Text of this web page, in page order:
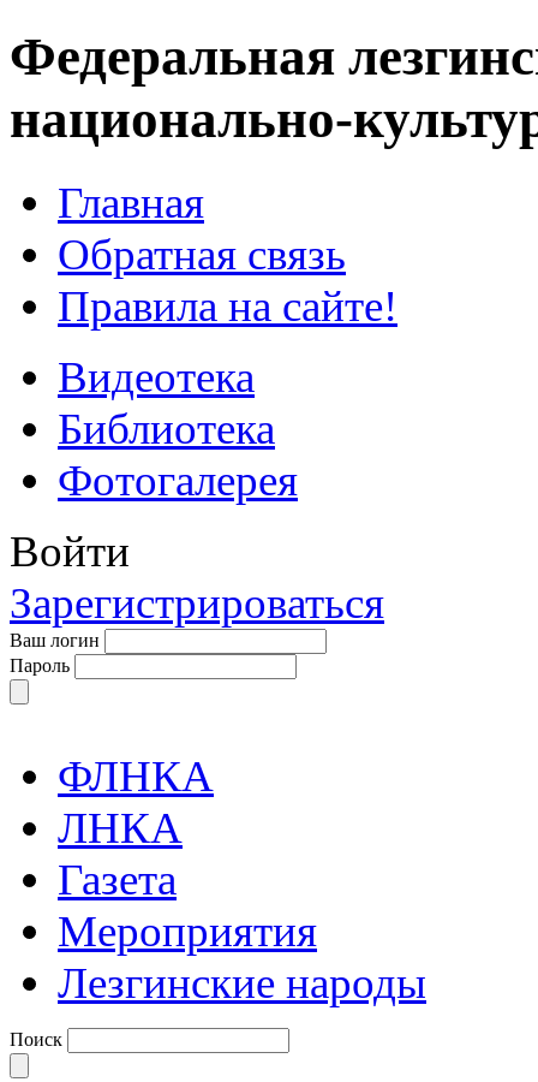
Федеральная
национально-
Главная
Обратная связь
Правила на сайте!
Видеотека
Библиотека
Фотогалерея
Войти
Зарегистрироваться
Ваш логин
Пароль
ФЛНКА
ЛНКА
Газета
Мероприятия
Лезгинские народы
Поиск